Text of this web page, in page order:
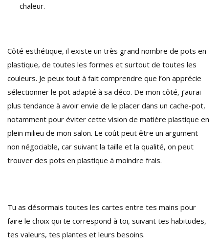
chaleur.
Côté esthétique, il existe un très grand nombre de pots en
plastique, de toutes les formes et surtout de toutes les
couleurs. Je peux tout à fait comprendre que l’on apprécie
sélectionner le pot adapté à sa déco. De mon côté, j’aurai
plus tendance à avoir envie de le placer dans un cache-pot,
notamment pour éviter cette vision de matière plastique en
plein milieu de mon salon. Le coût peut être un argument
non négociable, car suivant la taille et la qualité, on peut
trouver des pots en plastique à moindre frais.
Tu as désormais toutes les cartes entre tes mains pour
faire le choix qui te correspond à toi, suivant tes habitudes,
tes valeurs, tes plantes et leurs besoins.